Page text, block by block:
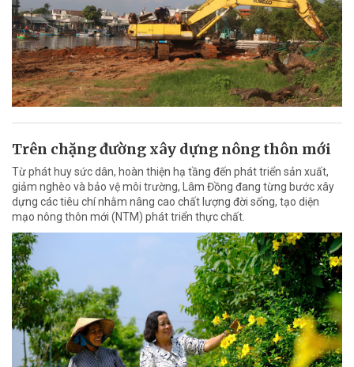
Trên chặng đường xây dựng nông thôn mới
Từ phát huy sức dân, hoàn thiện hạ tầng đến phát triển sản xuất,
giảm nghèo và bảo vệ môi trường, Lâm Đồng đang từng bước xây
dựng các tiêu chí nhằm nâng cao chất lượng đời sống, tạo diện
mạo nông thôn mới (NTM) phát triển thực chất.